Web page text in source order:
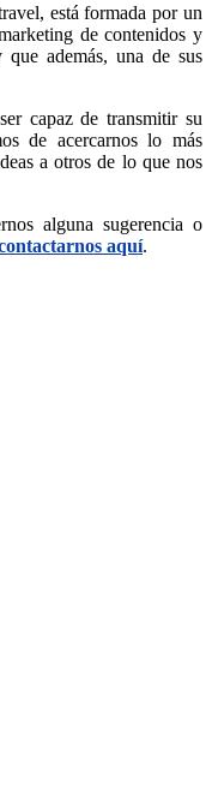
está formada por un
de contenidos y
además, una de sus
capaz de transmitir su
de acercarnos lo más
a otros de lo que nos
alguna sugerencia o
aquí.